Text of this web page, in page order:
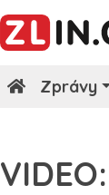
Zprávy